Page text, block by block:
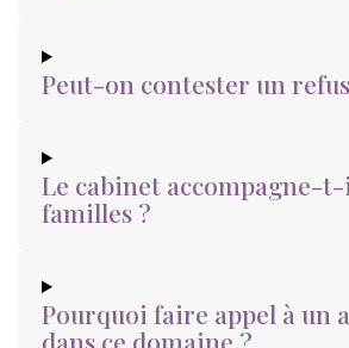
Peut-on contester un refus
Le cabinet accompagne-
familles ?
Pourquoi faire appel à un
dans ce domaine ?